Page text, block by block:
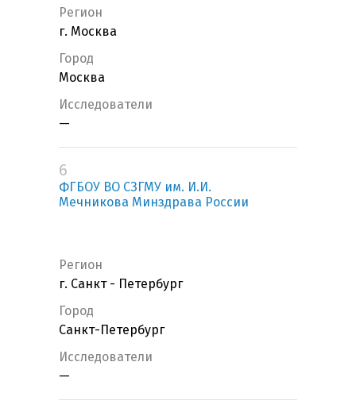
Регион
г. Москва
Город
Москва
Исследователи
—
6
ФГБОУ ВО СЗГМУ им. И.И.
Мечникова Минздрава России
Регион
г. Санкт - Петербург
Город
Санкт-Петербург
Исследователи
—